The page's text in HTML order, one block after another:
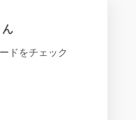
ん
ドをチェック